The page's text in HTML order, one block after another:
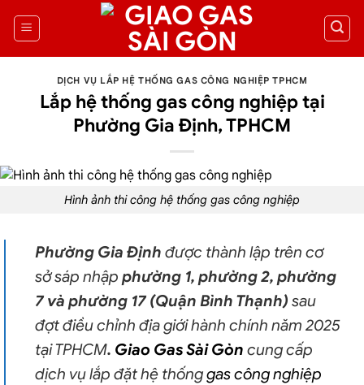
DỊCH VỤ LẮP HỆ THỐNG GAS CÔNG NGHIỆP TPHCM
Lắp hệ thống gas công nghiệp tại
Phường Gia Định, TPHCM
Hình ảnh thi công hệ thống gas công nghiệp
Phường Gia Định được thành lập trên cơ
sở sáp nhập phường 1, phường 2, phường
7 và phường 17 (Quận Bình Thạnh) sau
đợt điều chỉnh địa giới hành chính năm 2025
tại TPHCM. Giao Gas Sài Gòn cung cấp
dịch vụ lắp đặt hệ thốnggas công nghiệp